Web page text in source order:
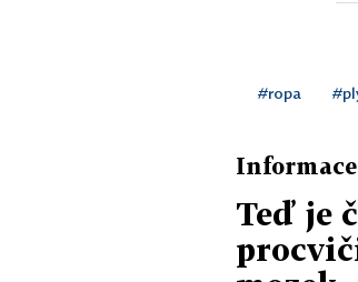
#ropa
Teď je